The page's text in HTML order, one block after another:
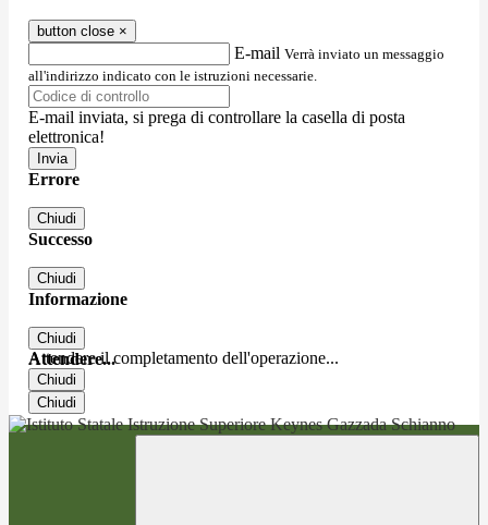
button close ×
E-mail Verrà inviato un messaggio
all'indirizzo indicato con le istruzioni necessarie.
E-mail inviata, si prega di controllare la casella di posta
elettronica!
Errore
Chiudi
Successo
Chiudi
Informazione
Chiudi
Attendere...
Attendere il completamento dell'operazione...
Chiudi
Chiudi